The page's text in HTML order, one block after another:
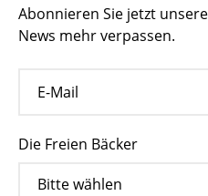
Abonnieren Sie jetzt
News mehr verpassen.
Die Freien Bäcker